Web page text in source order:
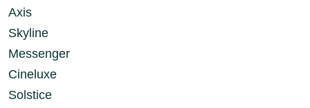
Axis
Skyline
Messenger
Cineluxe
Solstice